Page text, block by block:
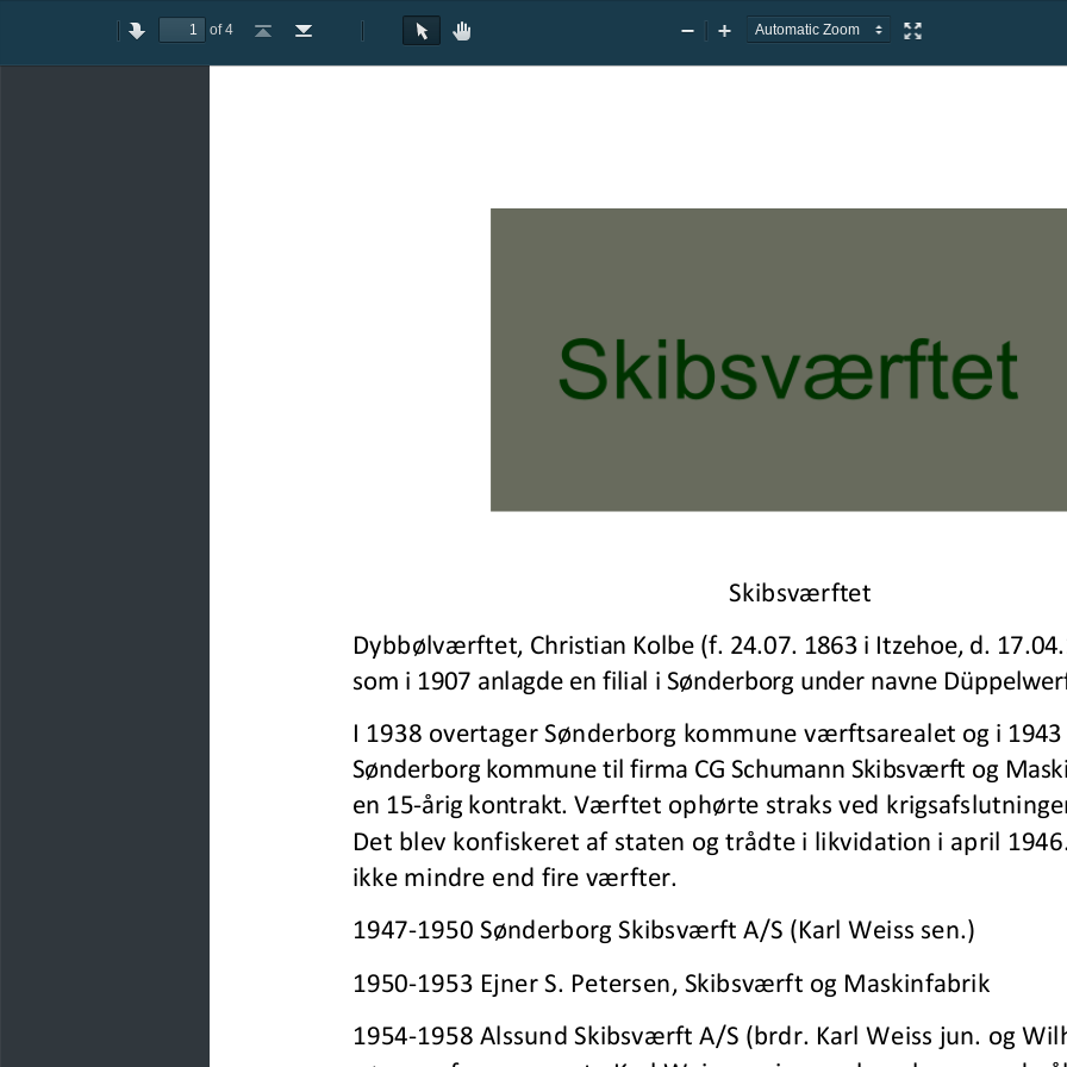
PreviousNext
of 4
Go
Go
Rotate
RotateText
Hand
ZoomZoom
Presentation
Skibsværftet
Dybbølværftet, Christian Kolbe (f. 24.07. 1863 i Itzehoe, d.
som i 1907 anlagde en filial i Sønderborg under navne
I 1938 overtager Sønderborg kommune værftsarealet og i
Sønderborg kommune til firma CG Schumann Skibsværft og
en 15-årig kontrakt. Værftet ophørte straks ved
Det blev konfiskeret af staten og trådte i likvidation i april
ikke mindre end fire værfter.
1947-1950 Sønderborg Skibsværft A/S (Karl Weiss sen.)
1950-1953 Ejner S. Petersen, Skibsværft og Maskinfabrik
1954-1958 Alssund Skibsværft A/S (brdr. Karl Weiss jun. og